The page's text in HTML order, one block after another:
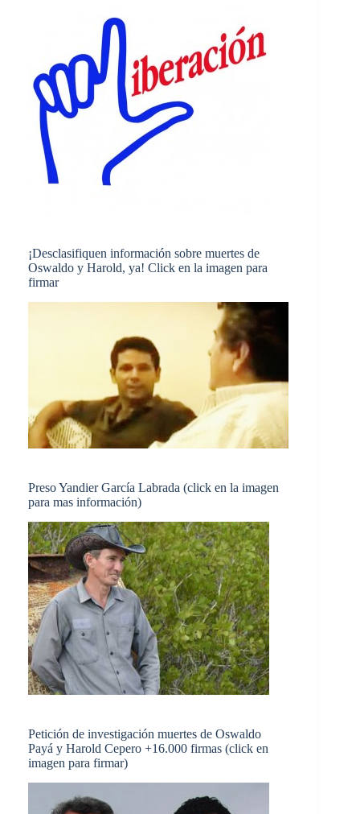
¡Desclasifiquen información sobre muertes de
Oswaldo y Harold, ya! Click en la imagen para
firmar
Preso Yandier García Labrada (click en la imagen
para mas información)
Petición de investigación muertes de Oswaldo
Payá y Harold Cepero +16.000 firmas (click en
imagen para firmar)